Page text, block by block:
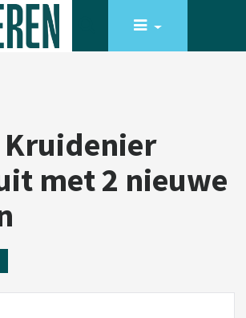
Kruidenier
met 2 nieuwe